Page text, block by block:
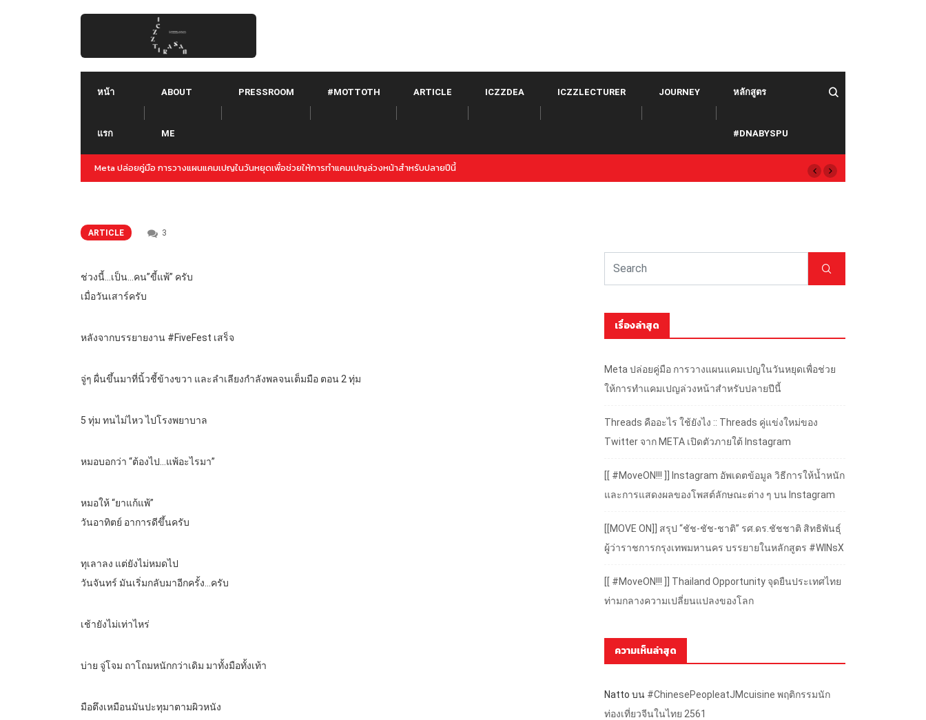
หน้า
แรก
ABOUT
ME
PRESSROOM #MOTTOTH ARTICLE ICZZDEA ICZZLECTURER JOURNEY หลักสูตร
#DNABYSPU
ญล่วงหน้าสำหรับปลายปีนี้Threads คืออะไร ใช้ยังไง :: Threads คู่แข่งใหม่ของ Twitter จาก META เปิดตัวภายใต้
Instagram
ARTICLE 3
ช่วงนี้…เป็น…คน”ขี้แพ้” ครับ
เมื่อวันเสาร์ครับ
หลังจากบรรยายงาน #FiveFest เสร็จ
จู่ๆ ผื่นขึ้นมาที่นิ้วชี้ข้างขวา และลำเลียงกำลังพลจนเต็มมือ ตอน 2 ทุ่ม
5 ทุ่ม ทนไม่ไหว ไปโรงพยาบาล
หมอบอกว่า “ต้องไป…แพ้อะไรมา”
หมอให้ “ยาแก้แพ้”
วันอาทิตย์ อาการดีขึ้นครับ
ทุเลาลง แต่ยังไม่หมดไป
วันจันทร์ มันเริ่มกลับมาอีกครั้ง…ครับ
เช้ายังไม่เท่าไหร่
บ่าย จู่โจม ถาโถมหนักกว่าเดิม มาทั้งมือทั้งเท้า
มือตึงเหมือนมันปะทุมาตามผิวหนัง
เรื่องล่าสุด
Meta ปล่อยคู่มือ การวางแผนแคมเปญในวันหยุดเพื่อช่วย
ให้การทำแคมเปญล่วงหน้าสำหรับปลายปีนี้
Threads คืออะไร ใช้ยังไง :: Threads คู่แข่งใหม่ของ
Twitter จาก META เปิดตัวภายใต้ Instagram
[[ #MoveON!!! ]] Instagram อัพเดตข้อมูล วิธีการให้น้ำหนัก
และการแสดงผลของโพสต์ลักษณะต่าง ๆ บน Instagram
[[MOVE ON]] สรุป “ชัช-ชัช-ชาติ” รศ.ดร.ชัชชาติ สิทธิพันธุ์
ผู้ว่าราชการกรุงเทพมหานคร บรรยายในหลักสูตร #WINsX
[[ #MoveON!!! ]] Thailand Opportunity จุดยืนประเทศไทย
ท่ามกลางความเปลี่ยนแปลงของโลก
ความเห็นล่าสุด
Natto บน #ChinesePeopleatJMcuisine พฤติกรรมนัก
ท่องเที่ยวจีนในไทย 2561